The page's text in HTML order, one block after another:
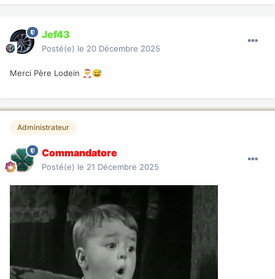
Jef43
Posté(e) le 20 Décembre 2025
Merci Père Lodein 🎅 😅
Administrateur
Commandatore
Posté(e) le 21 Décembre 2025